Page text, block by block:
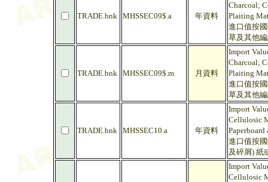
TRADE.bnk MHSSEC09$.a 年資料
Charcoal;
Plaiting
進口值按
草及其他
TRADE.bnk MHSSEC09$.m 月資料
Import
Charcoal;
Plaiting
進口值按
草及其他
TRADE.bnk MHSSEC10.a 年資料
Import
Cellulosic
進口值按
及碎屑) 紙
Import
Cellulosic